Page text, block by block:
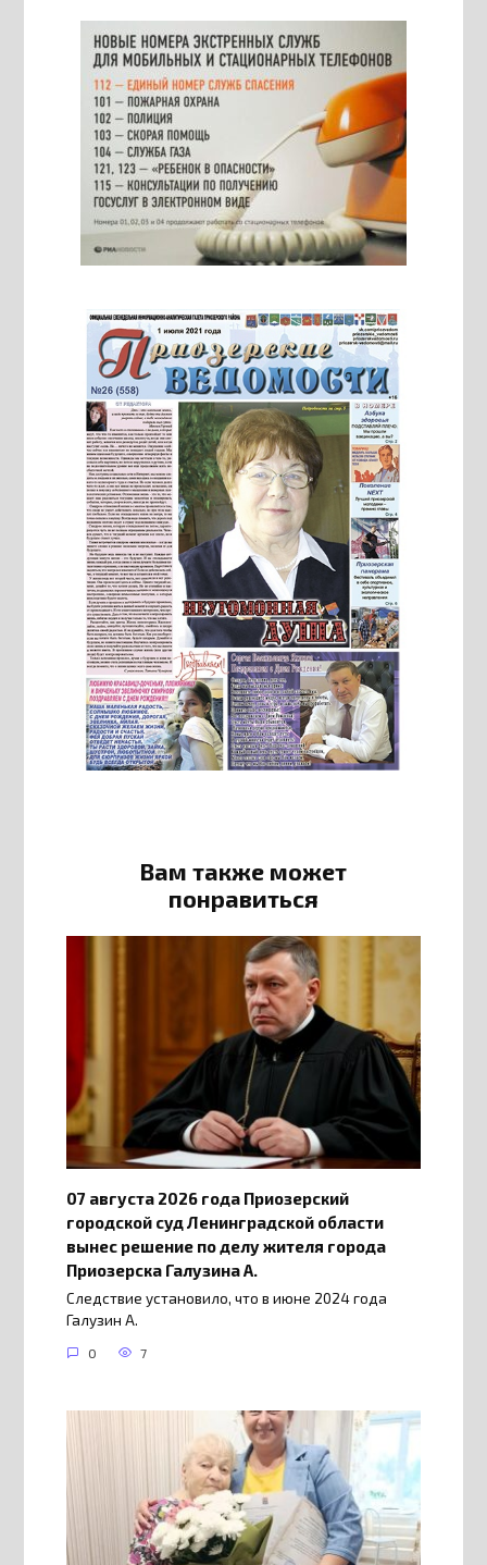
Вам также может
понравиться
07 августа 2026 года Приозерский
городской суд Ленинградской области
вынес решение по делу жителя города
Приозерска Галузина А.
Следствие установило, что в июне 2024 года
Галузин А.
0 7